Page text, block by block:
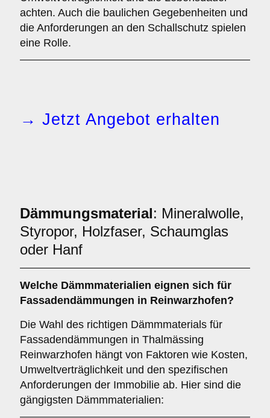
achten. Auch die baulichen Gegebenheiten und
die Anforderungen an den Schallschutz spielen
eine Rolle.
→ Jetzt Angebot erhalten
Dämmungsmaterial: Mineralwolle,
Styropor, Holzfaser, Schaumglas
oder Hanf
Welche Dämmmaterialien eignen sich für
Fassadendämmungen in Reinwarzhofen?
Die Wahl des richtigen Dämmmaterials für
Fassadendämmungen in Thalmässing
Reinwarzhofen hängt von Faktoren wie Kosten,
Umweltverträglichkeit und den spezifischen
Anforderungen der Immobilie ab. Hier sind die
gängigsten Dämmmaterialien: